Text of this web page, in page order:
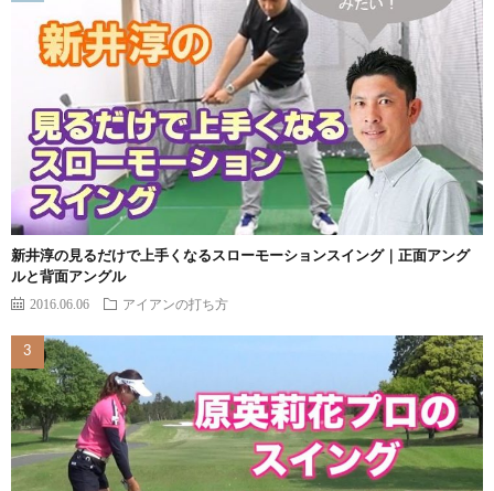
新井淳の見るだけで上手くなるスローモーションスイング｜正面アング
ルと背面アングル
2016.06.06 アイアンの打ち方